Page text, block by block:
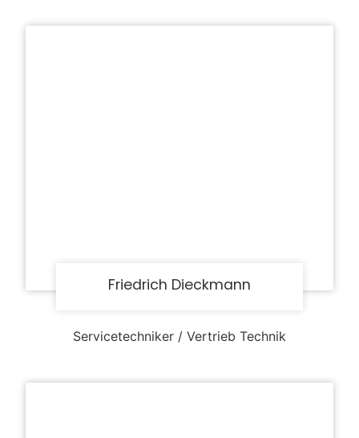
Friedrich Dieckmann
Servicetechniker / Vertrieb Technik